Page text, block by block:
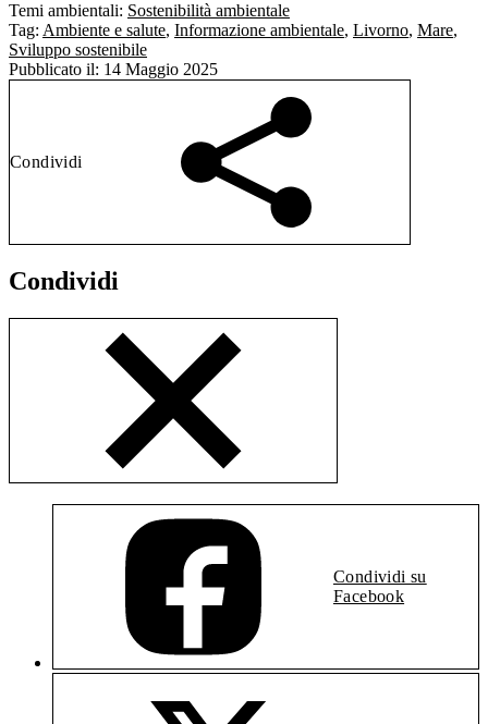
Temi ambientali: Sostenibilità ambientale
Tag: Ambiente e salute, Informazione ambientale, Livorno, Mare,
Sviluppo sostenibile
Pubblicato il: 14 Maggio 2025
Condividi
Condividi
Condividi su
Facebook